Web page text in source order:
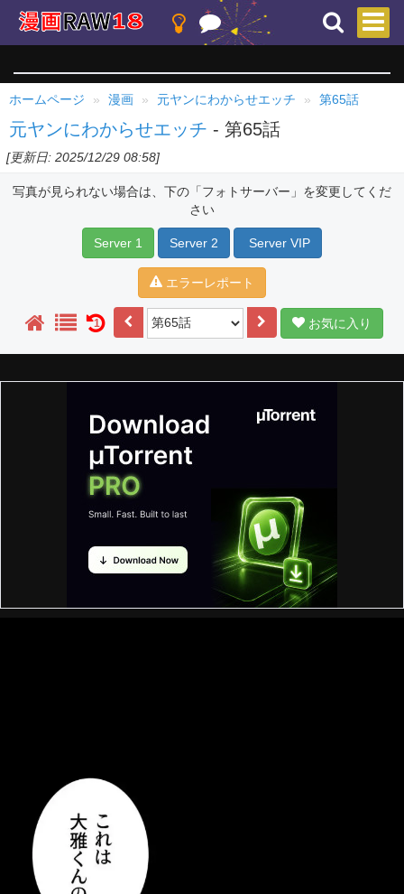
ホームページ 漫画 元ヤンにわからせエッチ 第65話
元ヤンにわからせエッチ - 第65話
[更新日: 2025/12/29 08:58]
写真が見られない場合は、下の「フォトサーバー」を変更してくだ
さい
Server 1 Server 2 Server VIP
エラーレポート
1 お気に入り